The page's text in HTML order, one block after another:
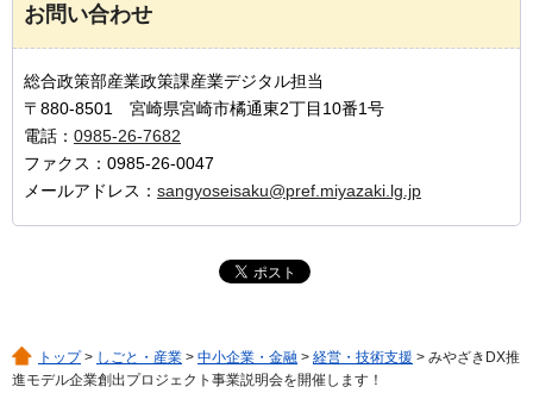
お問い合わせ
総合政策部産業政策課産業デジタル担当
〒880-8501 宮崎県宮崎市橘通東2丁目10番1号
電話： 0985-26-7682
ファクス：0985-26-0047
メールアドレス： sangyoseisaku@pref.miyazaki.lg.jp
トップ> しごと・産業 > 中小企業・金融 > 経営・技術支援 > みやざきDX推
進モデル企業創出プロジェクト事業説明会を開催します！